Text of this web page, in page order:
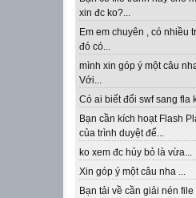
xin đc ko?...
Em em chuyên , có nhiều
đó có...
mình xin góp ý một câu
Với...
Có ai biết đổi swf sang fla
Bạn cần kích hoạt Flash
của trình duyệt để...
ko xem đc hủy bỏ là vừa...
Xin góp ý một câu nha ...
Bạn tải về cần giải nén file